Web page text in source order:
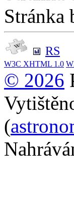
Stránka
RS
W3C XHTML 1.0
© 2026
(